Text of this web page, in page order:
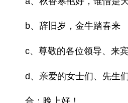
b、辞旧岁，金牛踏春来
c、尊敬的各位领导、来
d、亲爱的女士们、先生